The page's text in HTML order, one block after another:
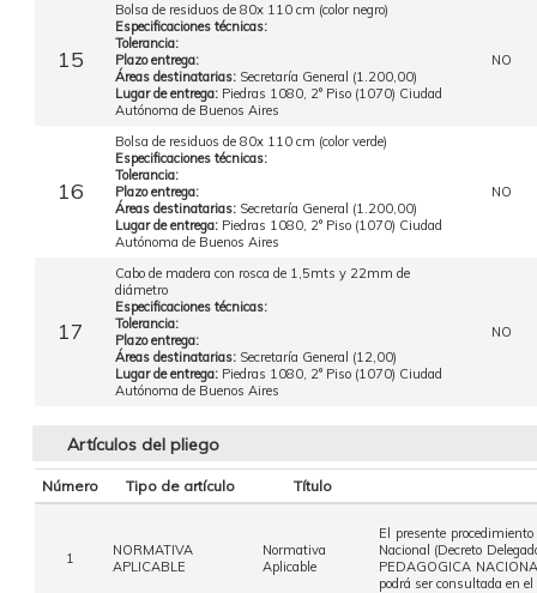
15
Bolsa de residuos de 80x 110 cm (color negro)
Especificaciones técnicas:
Tolerancia:
Plazo entrega:
Áreas destinatarias: Secretaría General (1.200,00)
Lugar de entrega: Piedras 1080, 2° Piso (1070) Ciudad
Autónoma de Buenos Aires
NO
16
Bolsa de residuos de 80x 110 cm (color verde)
Especificaciones técnicas:
Tolerancia:
Plazo entrega:
Áreas destinatarias: Secretaría General (1.200,00)
Lugar de entrega: Piedras 1080, 2° Piso (1070) Ciudad
Autónoma de Buenos Aires
NO
17
Cabo de madera con rosca de 1,5mts y 22mm de
diámetro
Especificaciones técnicas:
Tolerancia:
Plazo entrega:
Áreas destinatarias: Secretaría General (12,00)
Lugar de entrega: Piedras 1080, 2° Piso (1070) Ciudad
Autónoma de Buenos Aires
NO
Artículos del pliego
Número Tipo de artículo Título
1
NORMATIVA
APLICABLE
Normativa
Aplicable
El presente
Nacional (Decreto
PEDAGOGICA
podrá ser consultada en